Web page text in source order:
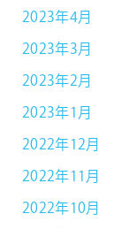
2023年4月
2023年3月
2023年2月
2023年1月
2022年12月
2022年11月
2022年10月